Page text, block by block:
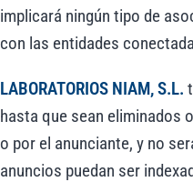
implicará ningún tipo de
con las entidades
LABORATORIOS NIAM, S.L.
hasta que sean eliminados
o por el anunciante, y no
anuncios puedan ser